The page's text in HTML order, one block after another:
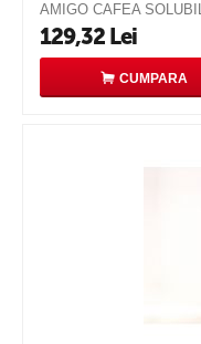
AMIGO CAFEA
129,32 Lei
CUMPARA